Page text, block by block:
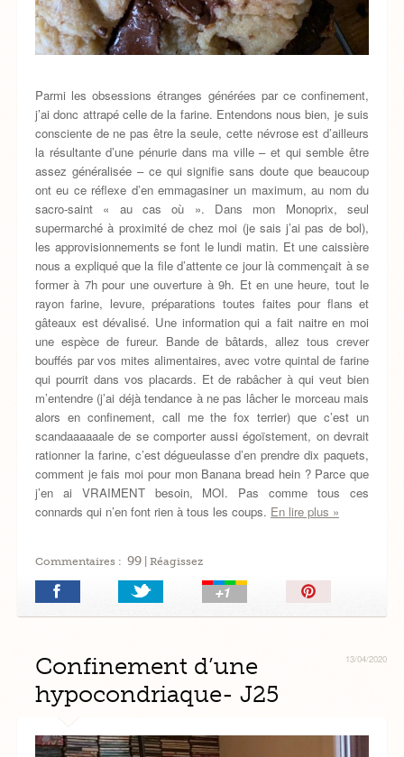
Parmi les obsessions étranges générées par ce confinement,
j’ai donc attrapé celle de la farine. Entendons nous bien, je suis
consciente de ne pas être la seule, cette névrose est d’ailleurs
la résultante d’une pénurie dans ma ville – et qui semble être
assez généralisée – ce qui signifie sans doute que beaucoup
ont eu ce réflexe d’en emmagasiner un maximum, au nom du
sacro-saint « au cas où ». Dans mon Monoprix, seul
supermarché à proximité de chez moi (je sais j’ai pas de bol),
les approvisionnements se font le lundi matin. Et une caissière
nous a expliqué que la file d’attente ce jour là commençait à se
former à 7h pour une ouverture à 9h. Et en une heure, tout le
rayon farine, levure, préparations toutes faites pour flans et
gâteaux est dévalisé. Une information qui a fait naitre en moi
une espèce de fureur. Bande de bâtards, allez tous crever
bouffés par vos mites alimentaires, avec votre quintal de farine
qui pourrit dans vos placards. Et de rabâcher à qui veut bien
m’entendre (j’ai déjà tendance à ne pas lâcher le morceau mais
alors en confinement, call me the fox terrier) que c’est un
scandaaaaaale de se comporter aussi égoïstement, on devrait
rationner la farine, c’est dégueulasse d’en prendre dix paquets,
comment je fais moi pour mon Banana bread hein ? Parce que
j’en ai VRAIMENT besoin, MOI. Pas comme tous ces
connards qui n’en font rien à tous les coups. En lire plus »
Commentaires : 99| Réagissez
Épingler!
13/04/2020
Confinement d’une
hypocondriaque- J25